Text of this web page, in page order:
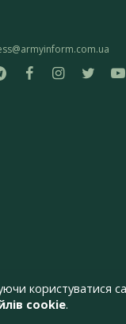
користуватися
cookie.